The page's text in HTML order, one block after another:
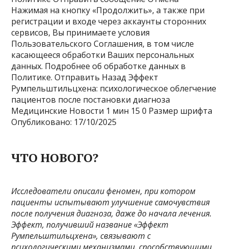
Нажимая на кнопку «Продолжить», а также при
регистрации и входе через аккаунты сторонних
сервисов, Вы принимаете условия
Пользовательского Соглашения, в том числе
касающееся обработки Ваших персональных
данных. Подробнее об обработке данных в
Политике. Отправить Назад Эффект
Румпельштильцхена: психологическое облегчение
пациентов после постановки диагноза
Медицинские Новости 1 мин 150 Размер шрифта
Опубликовано: 17/10/2025
ЧТО НОВОГО?
Исследователи описали феномен, при котором
пациенты испытывают улучшение самочувствия
после получения диагноза, даже до начала лечения.
Эффект, получивший название «Эффект
Румпельштильцхена», связывают с